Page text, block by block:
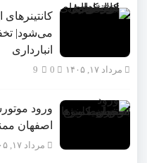
انبارداری
مرداد ۱۷, ۱۴۰۵ 9
ورود
اصفهان
مرداد ۱۷, ۱۴۰۵